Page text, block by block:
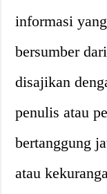
informasi
bersumber
disajikan
penulis atau
bertanggung
atau